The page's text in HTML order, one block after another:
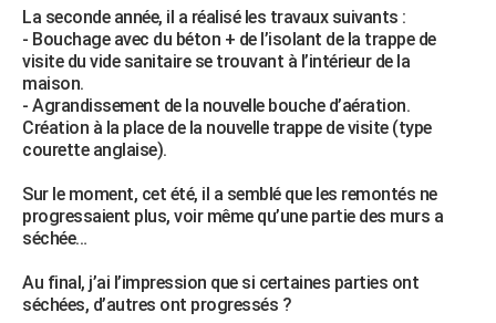
Dictionnaire
Biographies
Citations
Expressions
Proverbes
PROGRAMME TV
COPAINS D'AVANT
S'inscrire
Se connecter
Lycées
Collèges
Primaires
Universités
Entreprises
Service militaire
Avis de recherche
AVIS DE DÉCÈS
FORUM
Bricolage
Lifestyle
Culture
Sport
Auto
Television
Voyage
Cinema
La seconde année, il a réalisé les travaux suivants :
- Bouchage avec du béton + de l’isolant de la trappe de
visite du vide sanitaire se trouvant à l’intérieur de la
maison.
- Agrandissement de la nouvelle bouche d’aération.
Création à la place de la nouvelle trappe de visite (type
courette anglaise).
Sur le moment, cet été, il a semblé que les remontés ne
progressaient plus, voir même qu’une partie des murs a
séchée…
Au final, j’ai l’impression que si certaines parties ont
séchées, d’autres ont progressés ?